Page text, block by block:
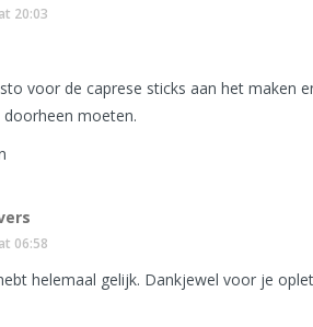
20:03
voor de caprese sticks aan het maken
moeten.
06:58
helemaal gelijk. Dankjewel voor je